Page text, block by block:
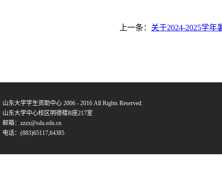
上一条： 关于2024-2025学
山东大学学生资助中心 2006 - 2016 All Rights Reserved.
山东大学中心校区明德楼B座217室
邮箱：zzzx@sdu.edu.cn
电话：(883)65117,64385